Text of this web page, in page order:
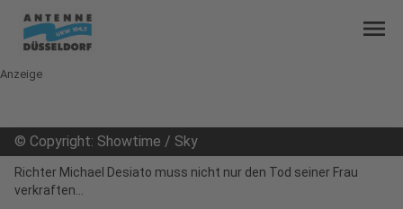
menu
Anzeige
© Copyright: Showtime / Sky
Richter Michael Desiato muss nicht nur den Tod seiner Frau
verkraften...